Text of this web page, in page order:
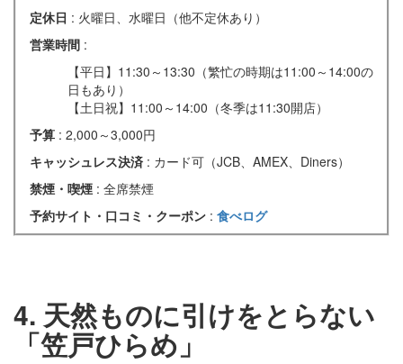
定休日 : 火曜日、水曜日（他不定休あり）
営業時間 :
【平日】11:30～13:30（繁忙の時期は11:00～14:00の
日もあり）
【土日祝】11:00～14:00（冬季は11:30開店）
予算 : 2,000～3,000円
キャッシュレス決済 : カード可（JCB、AMEX、Diners）
禁煙・喫煙 : 全席禁煙
予約サイト・口コミ・クーポン : 食べログ
4. 天然ものに引けをとらない
「笠戸ひらめ」